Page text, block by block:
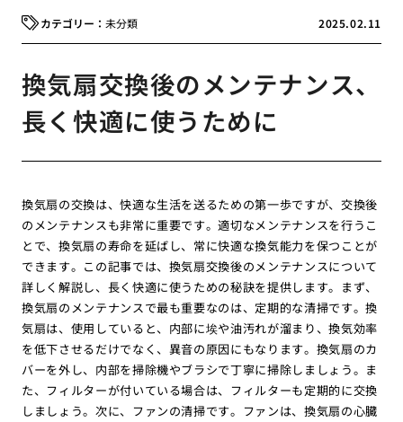
2025.02.11
未分類
換気扇交換後のメンテナンス、
長く快適に使うために
換気扇の交換は、快適な生活を送るための第一歩ですが、交換後
のメンテナンスも非常に重要です。適切なメンテナンスを行うこ
とで、換気扇の寿命を延ばし、常に快適な換気能力を保つことが
できます。この記事では、換気扇交換後のメンテナンスについて
詳しく解説し、長く快適に使うための秘訣を提供します。まず、
換気扇のメンテナンスで最も重要なのは、定期的な清掃です。換
気扇は、使用していると、内部に埃や油汚れが溜まり、換気効率
を低下させるだけでなく、異音の原因にもなります。換気扇のカ
バーを外し、内部を掃除機やブラシで丁寧に掃除しましょう。ま
た、フィルターが付いている場合は、フィルターも定期的に交換
しましょう。次に、ファンの清掃です。ファンは、換気扇の心臓